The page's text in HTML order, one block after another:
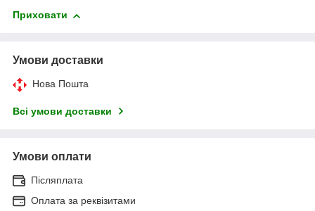
Приховати
Умови доставки
Нова Пошта
Всі умови доставки
Умови оплати
Післяплата
Оплата за реквізитами